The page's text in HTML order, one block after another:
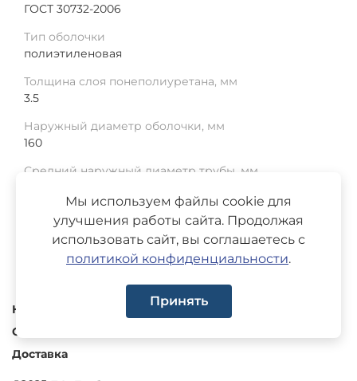
ГОСТ 30732-2006
Тип оболочки
полиэтиленовая
Толщина слоя понеполиуретана, мм
3.5
Наружный диаметр оболочки, мм
160
Средний наружный диаметр трубы, мм
Среднее отклонение, мм
Каталог
О компании
Доставка
Мы используем файлы cookie для
улучшения работы сайта. Продолжая
использовать сайт, вы соглашаетесь с
политикой конфиденциальности.
Принять